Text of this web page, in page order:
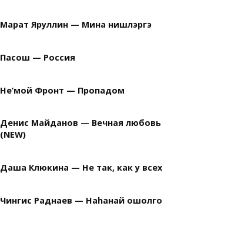
Марат Яруллин — Мина нишлэргэ
Пасош — Россия
Не’мой Фронт — Пропадом
Денис Майданов — Вечная любовь
(NEW)
Даша Клюкина — Не так, как у всех
Чингис Раднаев — Наhанай ошолго